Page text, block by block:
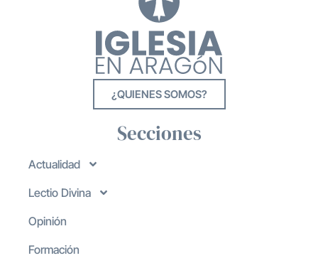
¿QUIENES SOMOS?
Secciones
Actualidad
Lectio Divina
Opinión
Formación